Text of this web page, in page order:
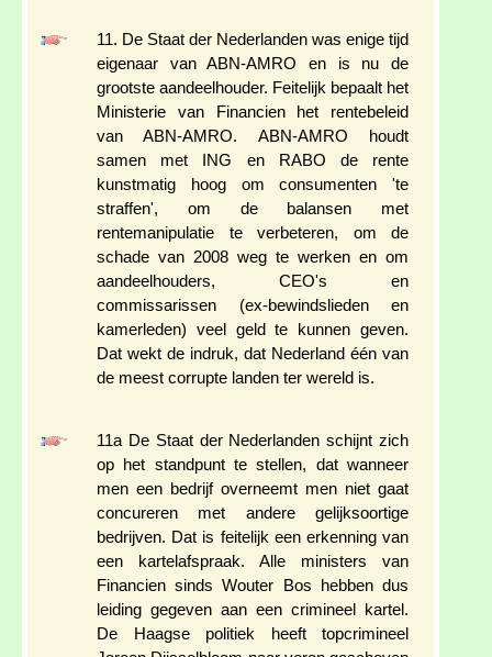
11. De Staat der Nederlanden was enige tijd
eigenaar van ABN-AMRO en is nu de
grootste aandeelhouder. Feitelijk bepaalt het
Ministerie van Financien het rentebeleid
van ABN-AMRO. ABN-AMRO houdt
samen met ING en RABO de rente
kunstmatig hoog om consumenten 'te
straffen', om de balansen met
rentemanipulatie te verbeteren, om de
schade van 2008 weg te werken en om
aandeelhouders, CEO's en
commissarissen (ex-bewindslieden en
kamerleden) veel geld te kunnen geven.
Dat wekt de indruk, dat Nederland één van
de meest corrupte landen ter wereld is.
11a De Staat der Nederlanden schijnt zich
op het standpunt te stellen, dat wanneer
men een bedrijf overneemt men niet gaat
concureren met andere gelijksoortige
bedrijven. Dat is feitelijk een erkenning van
een kartelafspraak. Alle ministers van
Financien sinds Wouter Bos hebben dus
leiding gegeven aan een crimineel kartel.
De Haagse politiek heeft topcrimineel